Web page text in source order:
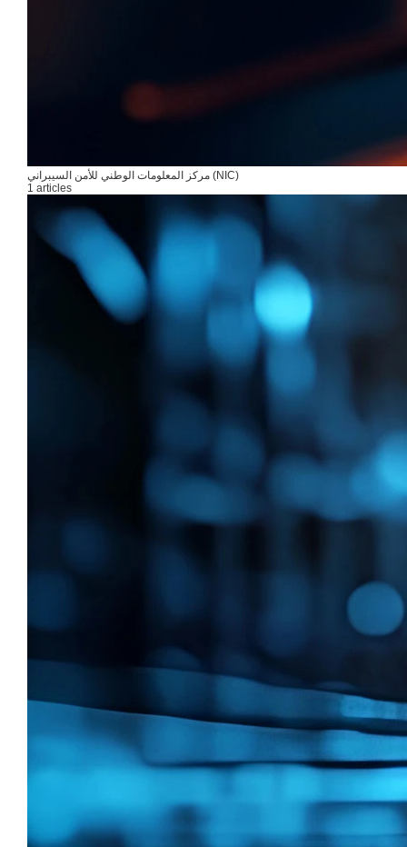
مركز المعلومات الوطني للأمن السيبراني (NIC)
1 articles